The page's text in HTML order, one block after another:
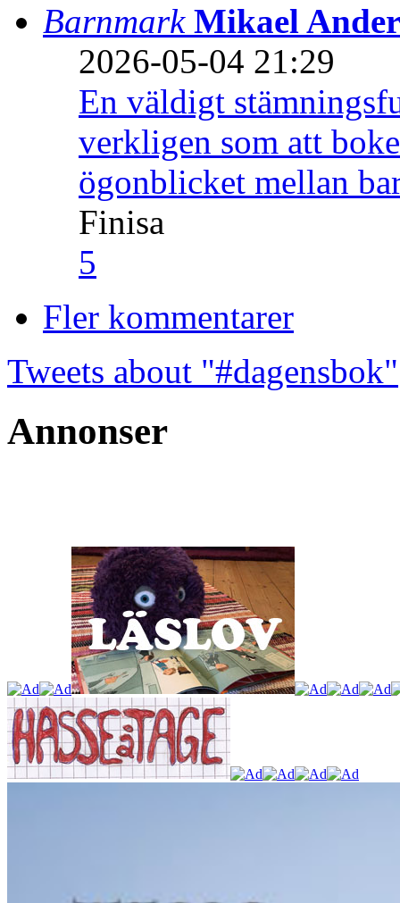
Barnmark Mikael
2026-05-04 21:29
En väldigt
verkligen som att
ögonblicket mellan
Finisa
5
Fler kommentarer
Tweets about "#dagensbok"
Annonser